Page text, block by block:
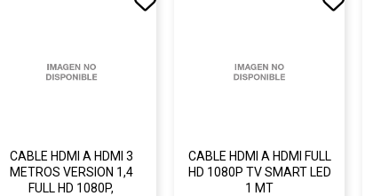
CABLE HDMI A HDMI 3
METROS VERSION 1,4
FULL HD 1080P,
CABLE HDMI A HDMI FULL
HD 1080P TV SMART LED
1 MT